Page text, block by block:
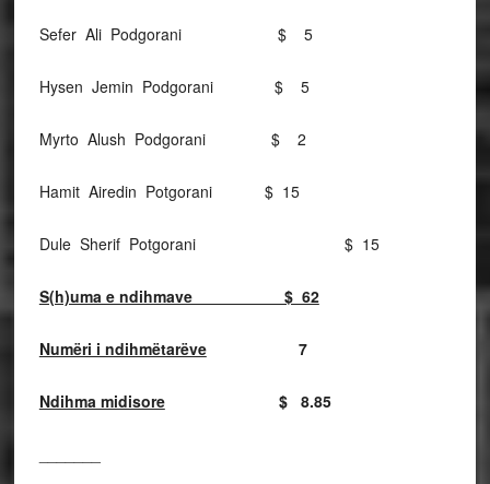
Sefer Ali Podgorani $ 5
Hysen Jemin Podgorani $ 5
Myrto Alush Podgorani $ 2
Hamit Airedin Potgorani $ 15
Dule Sherif Potgorani $ 15
S(h)uma e ndihmave $ 62
Numëri i ndihmëtarëve7
Ndihma midisore$ 8.85